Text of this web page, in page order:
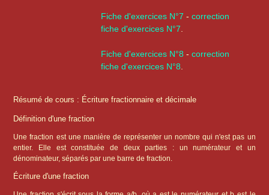
Fiche d'exercices N°7 - correction
fiche d'exercices N°7
Fiche d'exercices N°8 - correction
fiche d'exercices N°8
Résumé de cours : Écriture fractionnaire et décimale
Définition d'une fraction
Une fraction est une manière de représenter un nombre qui n'est pas un
entier. Elle est constituée de deux parties : un numérateur et un
dénominateur, séparés par une barre de fraction.
Écriture d'une fraction